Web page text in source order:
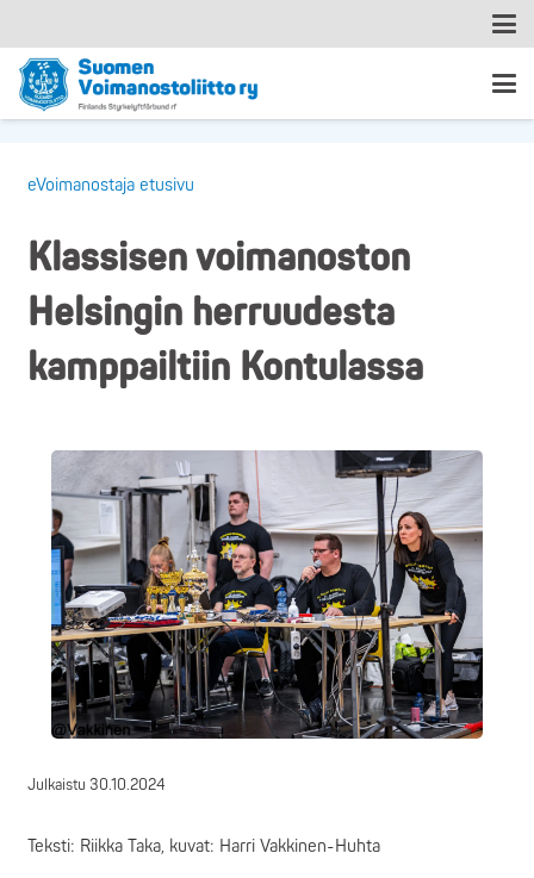
eVoimanostaja etusivu
Klassisen voimanoston
Helsingin herruudesta
kamppailtiin Kontulassa
Julkaistu 30.10.2024
Teksti: Riikka Taka, kuvat: Harri Vakkinen-Huhta